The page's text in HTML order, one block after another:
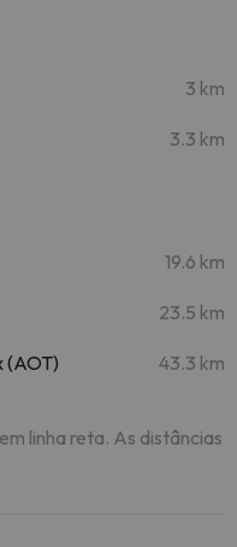
3 km
3.3 km
19.6 km
23.5 km
(AOT) 43.3 km
linha reta. As distâncias